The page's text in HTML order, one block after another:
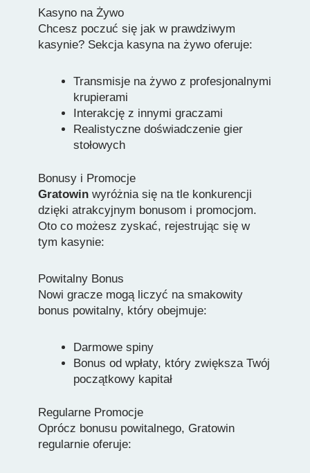
Kasyno na Żywo
Chcesz poczuć się jak w prawdziwym
kasynie? Sekcja kasyna na żywo oferuje:
Transmisje na żywo z profesjonalnymi
krupierami
Interakcję z innymi graczami
Realistyczne doświadczenie gier
stołowych
Bonusy i Promocje
Gratowin wyróżnia się na tle konkurencji
dzięki atrakcyjnym bonusom i promocjom.
Oto co możesz zyskać, rejestrując się w
tym kasynie:
Powitalny Bonus
Nowi gracze mogą liczyć na smakowity
bonus powitalny, który obejmuje:
Darmowe spiny
Bonus od wpłaty, który zwiększa Twój
początkowy kapitał
Regularne Promocje
Oprócz bonusu powitalnego, Gratowin
regularnie oferuje: